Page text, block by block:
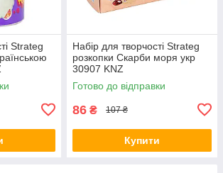
Strateg
Набір для творчості Strateg
розкопки Скарби моря укр
30907 KNZ
Готово до відправки
86 ₴ 107 ₴
Купити